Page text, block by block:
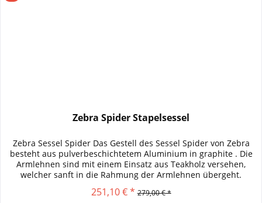
Zebra Spider Stapelsessel
Zebra Sessel Spider Das Gestell des Sessel Spider von Zebra
besteht aus pulverbeschichtetem Aluminium in graphite . Die
Armlehnen sind mit einem Einsatz aus Teakholz versehen,
welcher sanft in die Rahmung der Armlehnen übergeht.
Durch...
251,10 € * 279,00 € *